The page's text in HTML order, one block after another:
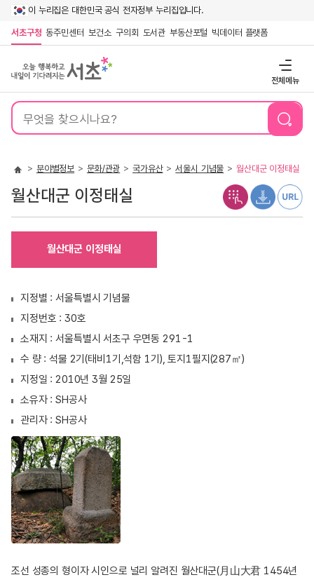
이 누리집은 대한민국 공식 전자정부 누리집입니다.
서초구청 동주민센터 보건소 구의회 도서관 부동산포털 빅데이터 플랫폼
전체메뉴
통
검
분야별정보 문화/관광 국가유산 서울시 기념물 월산대군 이정태실
월산대군 이정태실
월산대군 이정태실
지정별 : 서울특별시 기념물
지정번호 : 30호
소재지 : 서울특별시 서초구 우면동 291-1
수 량 : 석물 2기(태비1기,석함 1기), 토지1필지(287㎡)
지정일 : 2010년 3월 25일
소유자 : SH공사
관리자 : SH공사
조선 성종의 형이자 시인으로 널리 알려진 월산대군(月山大君 1454년